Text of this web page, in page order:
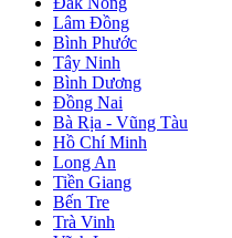
Lâm Đồng
Bình Phước
Tây Ninh
Bình Dương
Đồng Nai
Bà Rịa - Vũng Tàu
Hồ Chí Minh
Long An
Tiền Giang
Bến Tre
Trà Vinh